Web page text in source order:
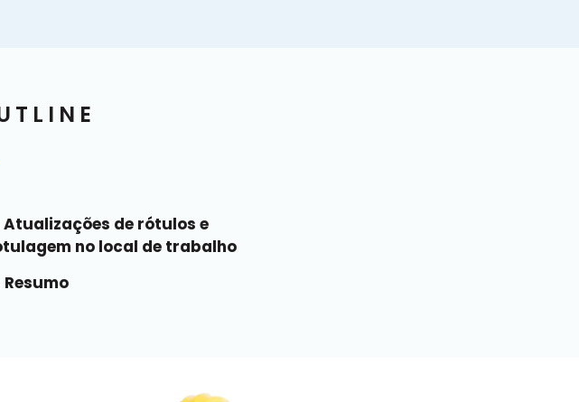
Atualizações de rótulos e
no local de trabalho
Resumo